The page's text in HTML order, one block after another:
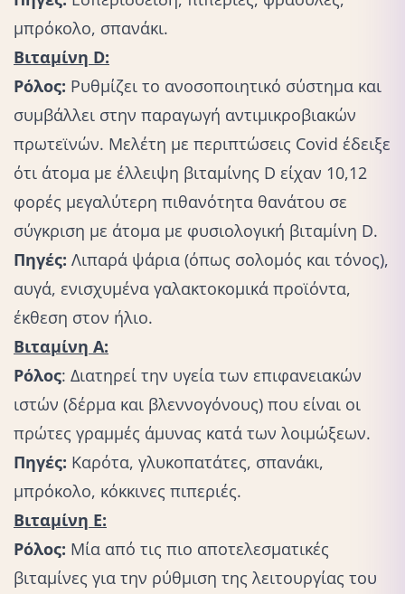
μπρόκολο, σπανάκι.
Βιταμίνη D:
Ρόλος: Ρυθμίζει το ανοσοποιητικό σύστημα και
συμβάλλει στην παραγωγή αντιμικροβιακών
πρωτεϊνών. Mελέτη με περιπτώσεις Covid έδειξε
ότι άτομα με έλλειψη βιταμίνης D είχαν 10,12
φορές μεγαλύτερη πιθανότητα θανάτου σε
σύγκριση με άτομα με φυσιολογική βιταμίνη D.
Πηγές: Λιπαρά ψάρια (όπως σολομός και τόνος),
αυγά, ενισχυμένα γαλακτοκομικά προϊόντα,
έκθεση στον ήλιο.
Βιταμίνη Α:
Ρόλος: Διατηρεί την υγεία των επιφανειακών
ιστών (δέρμα και βλεννογόνους) που είναι οι
πρώτες γραμμές άμυνας κατά των λοιμώξεων.
Πηγές: Καρότα, γλυκοπατάτες, σπανάκι,
μπρόκολο, κόκκινες πιπεριές.
Βιταμίνη Ε:
Ρόλος: Μία από τις πιο αποτελεσματικές
βιταμίνες για την ρύθμιση της λειτουργίας του